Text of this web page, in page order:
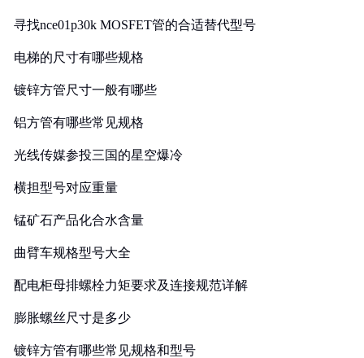
寻找nce01p30k MOSFET管的合适替代型号
电梯的尺寸有哪些规格
镀锌方管尺寸一般有哪些
铝方管有哪些常见规格
光线传媒参投三国的星空爆冷
横担型号对应重量
锰矿石产品化合水含量
曲臂车规格型号大全
配电柜母排螺栓力矩要求及连接规范详解
膨胀螺丝尺寸是多少
镀锌方管有哪些常见规格和型号